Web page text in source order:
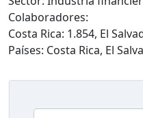
Colaboradores:
Costa Rica: 1.854, El
Países: Costa Rica, El